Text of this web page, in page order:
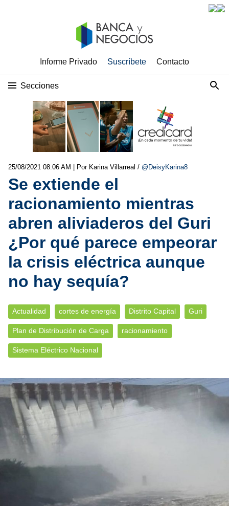
Informe Privado Suscríbete Contacto
Secciones
25/08/2021 08:06 AM | Por Karina Villarreal / @DeisyKarina8
Se extiende el
racionamiento mientras
abren aliviaderos del Guri
¿Por qué parece empeorar
la crisis eléctrica aunque
no hay sequía?
Actualidad cortes de energía Distrito Capital Guri
Plan de Distribución de Carga racionamiento
Sistema Eléctrico Nacional